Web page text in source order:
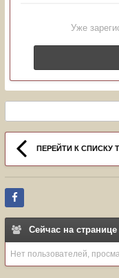
Уже
ПЕРЕЙТИ К СПИСКУ
Сейчас на
Нет пользователей,